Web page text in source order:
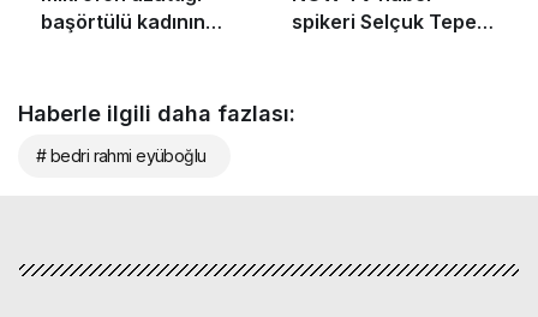
Haberle ilgili daha fazlası:
# bedri rahmi eyüboğlu